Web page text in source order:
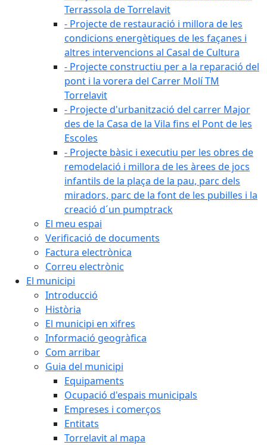
Terrassola de Torrelavit
- Projecte de restauració i millora de les
condicions energètiques de les façanes i
altres intervencions al Casal de Cultura
- Projecte constructiu per a la reparació del
pont i la vorera del Carrer Molí TM
Torrelavit
- Projecte d'urbanització del carrer Major
des de la Casa de la Vila fins el Pont de les
Escoles
- Projecte bàsic i executiu per les obres de
remodelació i millora de les àrees de jocs
infantils de la plaça de la pau, parc dels
miradors, parc de la font de les pubilles i la
creació d´un pumptrack
El meu espai
Verificació de documents
Factura electrònica
Correu electrònic
El municipi
Introducció
Història
El municipi en xifres
Informació geogràfica
Com arribar
Guia del municipi
Equipaments
Ocupació d'espais municipals
Empreses i comerços
Entitats
Torrelavit al mapa